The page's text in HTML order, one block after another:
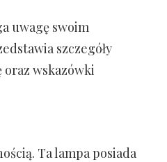
uwagę swoim
szczegóły
oraz wskazówki
Ta lampa posiada